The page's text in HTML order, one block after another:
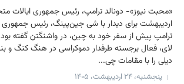
اردیبهشت برای دیدار با شی جین‌پینگ، رئیس
ترامپ پیش از سفر خود به چین، در واشنگتن گفته بود
لای، فعال برجسته طرفدار دموکراسی در هنگ کنگ و
دیلی را با مقامات چی...
پنجشنبه، ۲۴ اردیبهشت، ۱۴۰۵